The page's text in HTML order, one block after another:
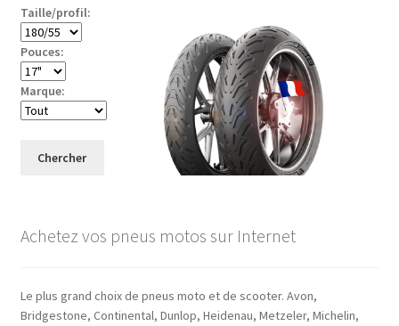
Taille/profil:
Pouces:
Marque:
Chercher
Achetez vos pneus motos sur Internet
Le plus grand choix de pneus moto et de scooter. Avon,
Bridgestone, Continental, Dunlop, Heidenau, Metzeler, Michelin,